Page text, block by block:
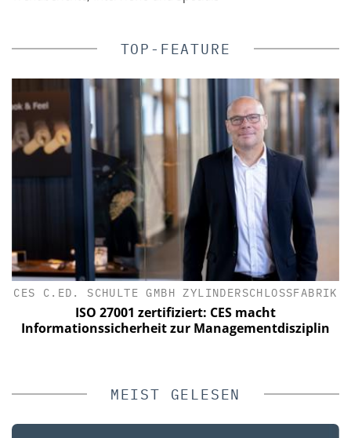
TOP-FEATURE
CES C.ED. SCHULTE GMBH ZYLINDERSCHLOSSFABRIK
ISO 27001 zertifiziert: CES macht
Informationssicherheit zur Managementdisziplin
MEIST GELESEN